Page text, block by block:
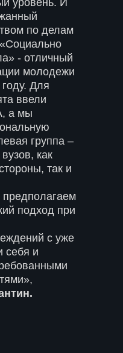
по делам
- отличный
молодежи
Для
ввели
а мы
группа –
как
так и
подход при
с уже
себя и